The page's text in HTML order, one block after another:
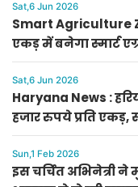
Sat,6 Jun 2026
Smart Agriculture
एकड़ में बनेगा स्मार्ट
Sat,6 Jun 2026
Haryana News :
हजार रुपये प्रति एकड़,
Sun,1 Feb 2026
इस चर्चित अभिनेत्री ने